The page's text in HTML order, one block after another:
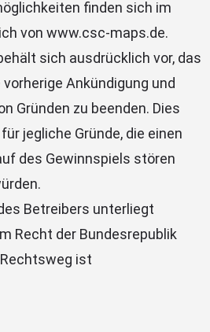
finden sich im
von www.csc-maps.de.
sich ausdrücklich vor, das
Ankündigung und
Gründen zu beenden. Dies
jegliche Gründe, die einen
des Gewinnspiels stören
Betreibers unterliegt
Recht der Bundesrepublik
ist